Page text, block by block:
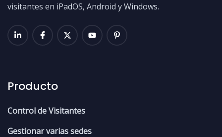
visitantes en iPadOS, Android y Windows.
Producto
Control de Visitantes
Gestionar varias sedes